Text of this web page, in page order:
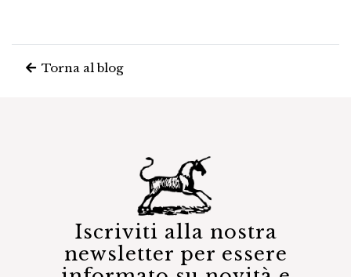
Torna al blog
Iscriviti alla nostra
newsletter per essere